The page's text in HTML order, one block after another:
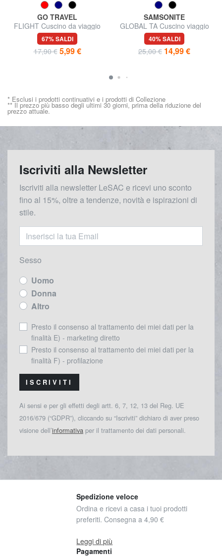
GO TRAVEL
FLIGHT Cuscino da viaggio
67% SALDI
17,90 € 5,99 €
SAMSONITE
GLOBAL TA Cuscino viaggio
memory foam
40% SALDI
25,00 € 14,99 €
* Esclusi i prodotti continuativi e i prodotti di Collezione
** Il prezzo più basso degli ultimi 30 giorni, prima della riduzione del
prezzo attuale.
Iscriviti alla Newsletter
Iscriviti alla newsletter LeSAC e ricevi uno sconto
fino al 15%, oltre a tendenze, novità e ispirazioni di
stile.
Sesso
Uomo
Donna
Altro
Presto il consenso al trattamento dei miei dati per la
finalità E) - marketing diretto
Presto il consenso al trattamento dei miei dati per la
finalità F) - profilazione
ISCRIVITI
Ai sensi e per gli effetti degli artt. 6, 7, 12, 13 del Reg. UE
2016/679 (“GDPR”), cliccando su “Iscriviti” dichiaro di aver preso
visione dell’informativa per il trattamento dei dati personali.
Spedizione veloce
Ordina e ricevi a casa i tuoi prodotti
preferiti. Consegna a 4,90 €
Leggi di più
Pagamenti